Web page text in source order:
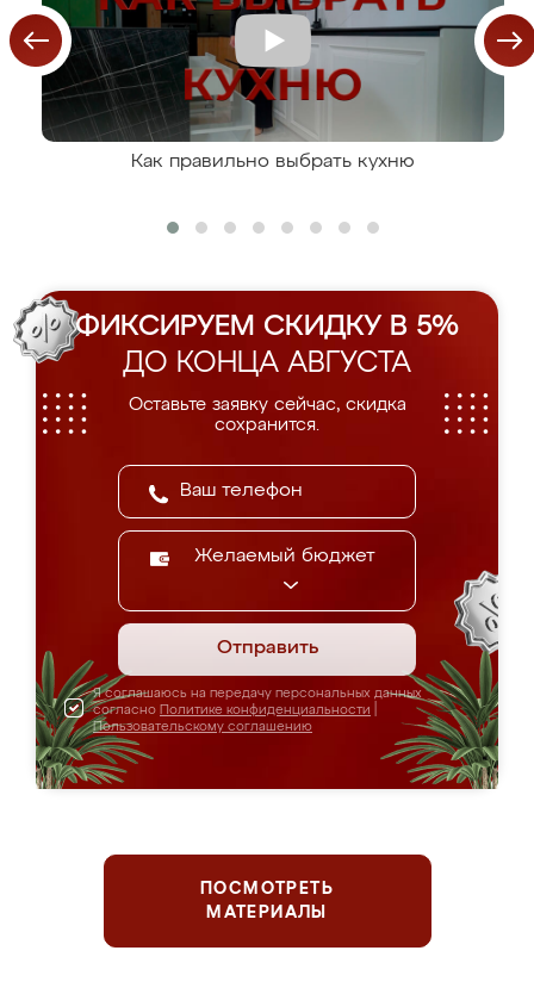
Как правильно выбрать кухню
ФИКСИРУЕМ СКИДКУ В 5%
ДО КОНЦА АВГУСТА
Оставьте заявку сейчас, скидка
сохранится.
Желаемый бюджет
Отправить
Я соглашаюсь на передачу персональных данных
согласно Политике конфиденциальности
Пользовательскому соглашению
ПОСМОТРЕТЬ
МАТЕРИАЛЫ